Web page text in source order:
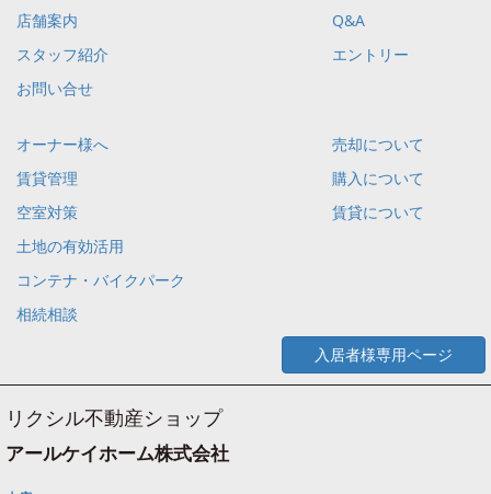
店舗案内
スタッフ紹介
お問い合せ
Q&A
エントリー
オーナー様へ
賃貸管理
空室対策
土地の有効活用
コンテナ・バイクパーク
相続相談
売却について
購入について
賃貸について
入居者様専用ページ
リクシル不動産ショップ
アールケイホーム株式会社